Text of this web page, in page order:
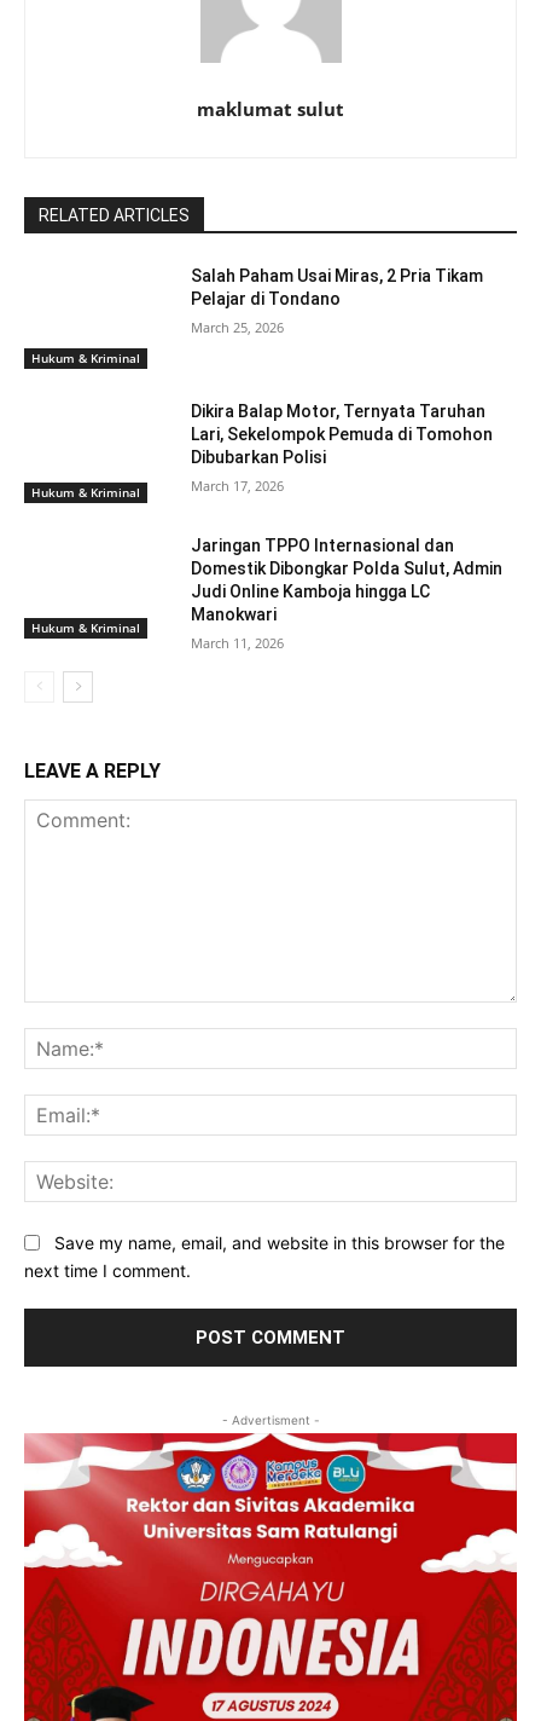
maklumat sulut
RELATED ARTICLES
Hukum & Kriminal
Salah Paham Usai Miras, 2 Pria Tikam
Pelajar di Tondano
March 25, 2026
Hukum & Kriminal
Dikira Balap Motor, Ternyata Taruhan
Lari, Sekelompok Pemuda di Tomohon
Dibubarkan Polisi
March 17, 2026
Hukum & Kriminal
Jaringan TPPO Internasional dan
Domestik Dibongkar Polda Sulut, Admin
Judi Online Kamboja hingga LC
Manokwari
March 11, 2026
LEAVE A REPLY
Save my name, email, and website in this browser for the
next time I comment.
- Advertisment -